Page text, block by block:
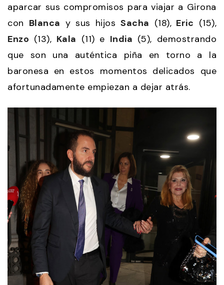
aparcar sus compromisos para viajar a Girona
con Blanca y sus hijosSacha (18), Eric (15),
Enzo (13), Kala (11) e India (5), demostrando
que son una auténtica piña en torno a la
baronesa en estos momentos delicados que
afortunadamente empiezan a dejar atrás.